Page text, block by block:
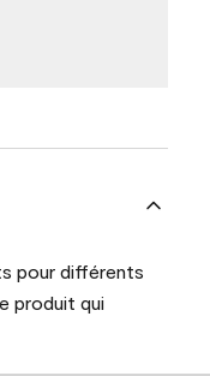
pour différents
produit qui